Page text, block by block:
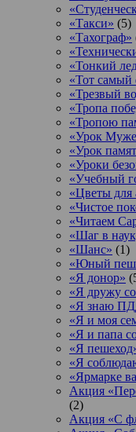
«Такси» (5)
«Тахограф»
«Тонкий
«Тот самый
«Трезвый
«Тропа
«Тропою
«Урок
«Урок
«Уроки
«Учебный
«Цветы для
«Чистое
«Читаем
«Шаг в
«Шанс» (1)
«Юный
«Я донор»
«Я дружу
«Я знаю
«Я и моя
«Я и папа
«Я
«Я
«Ярмарке
Акция
(2)
Акция «С